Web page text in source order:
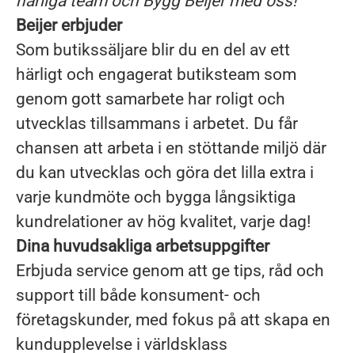
Beijer erbjuder
Som butikssäljare blir du en del av ett
härligt och engagerat butiksteam som
genom gott samarbete har roligt och
utvecklas tillsammans i arbetet. Du får
chansen att arbeta i en stöttande miljö där
du kan utvecklas och göra det lilla extra i
varje kundmöte och bygga långsiktiga
kundrelationer av hög kvalitet, varje dag!
Dina huvudsakliga arbetsuppgifter
Erbjuda service genom att ge tips, råd och
support till både konsument- och
företagskunder, med fokus på att skapa en
kundupplevelse i världsklass